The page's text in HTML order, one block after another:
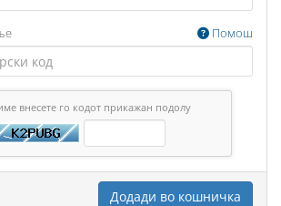
Помош
внесете го кодот прикажан подолу
Додади во кошничка